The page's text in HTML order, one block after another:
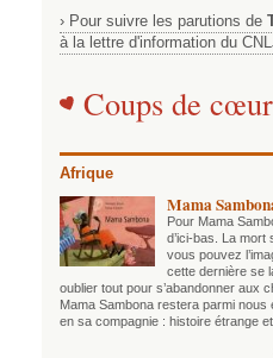
› Pour suivre les parutions de
à la lettre d'information du
Coups de cœur
Afrique
Mama
Pour Mama
d’ici-bas. La mort
vous pouvez
cette dernière se
oublier tout pour s’abandonner aux
Mama Sambona restera parmi nous
en sa compagnie : histoire étrange et